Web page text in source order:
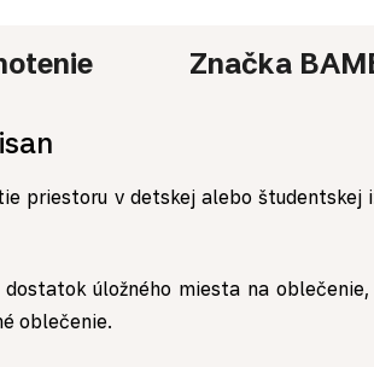
Značka
priestoru v detskej alebo
úložného miesta na
oblečenie.